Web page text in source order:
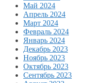
Май 2024
Апрель 2024
Март 2024
Февраль 2024
Январь 2024
Декабрь 2023
Ноябрь 2023
Октябрь 2023
Сентябрь 2023